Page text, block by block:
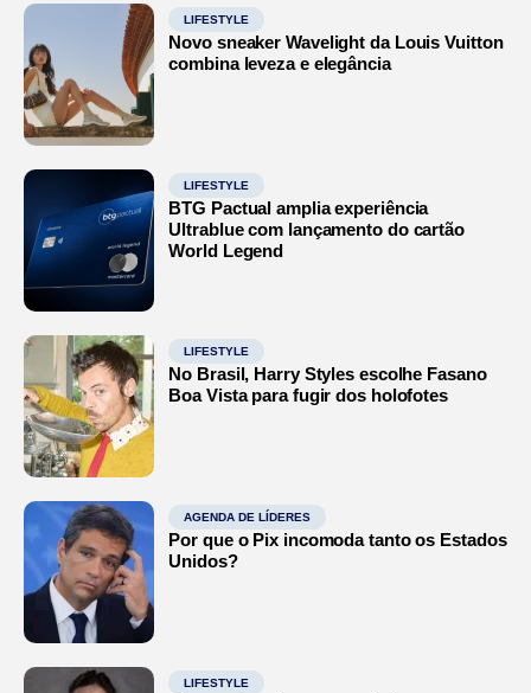
LIFESTYLE
Novo sneaker Wavelight da Louis Vuitton
combina leveza e elegância
LIFESTYLE
BTG Pactual amplia experiência
Ultrablue com lançamento do cartão
World Legend
LIFESTYLE
No Brasil, Harry Styles escolhe Fasano
Boa Vista para fugir dos holofotes
AGENDA DE LÍDERES
Por que o Pix incomoda tanto os Estados
Unidos?
LIFESTYLE